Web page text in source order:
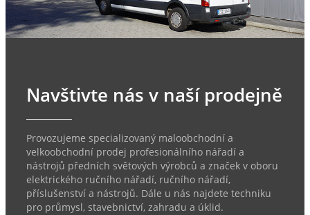
Navštivte nás v naší prodejně
Provozujeme specializovaný maloobchodní a
velkoobchodní prodej profesionálního nářadí a
nástrojů předních světových výrobců a značek v oboru
elektrického ručního nářadí, ručního nářadí,
příslušenství a nástrojů. Dále u nás najdete techniku
pro průmysl, stavebnictví, zahradu a úklid.